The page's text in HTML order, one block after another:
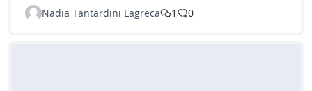
Nadia Tantardini Lagreca 1 0